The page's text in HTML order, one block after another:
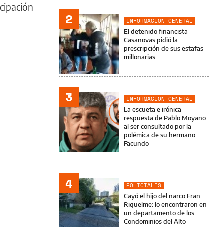
2
INFORMACIÓN GENERAL
El detenido financista
Casanovas pidió la
prescripción de sus estafas
millonarias
3
INFORMACIÓN GENERAL
La escueta e irónica
respuesta de Pablo Moyano
al ser consultado por la
polémica de su hermano
Facundo
4
POLICIALES
Cayó el hijo del narco Fran
Riquelme: lo encontraron en
un departamento de los
Condominios del Alto